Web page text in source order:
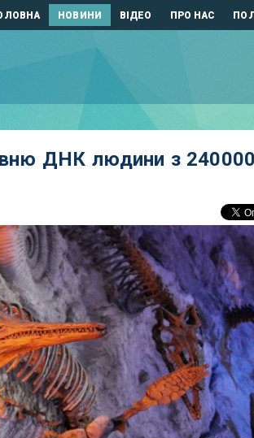
НОВИНИ ВІДЕО ПРО НАС
ДНК людини з